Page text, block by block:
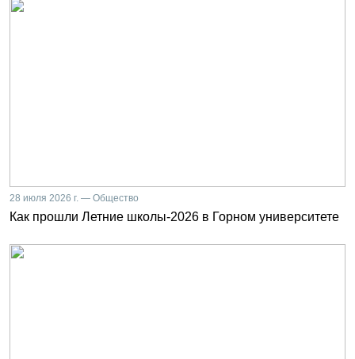
28 июля 2026 г. — Общество
Как прошли Летние школы-2026 в Горном университете